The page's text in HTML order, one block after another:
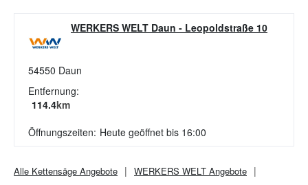
WERKERS WELT Daun - Leopoldstraße 10
54550 Daun
Entfernung:
114.4km
Öffnungszeiten: Heute geöffnet bis 16:00
Alle Kettensäge Angebote WERKERS WELT Angebote